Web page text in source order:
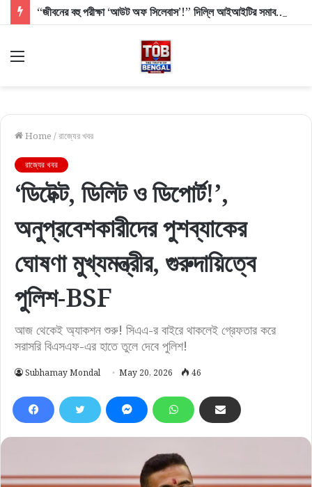
“জীবনের বহু পরীক্ষা ‘আউট অফ সিলেবাস’!” দিল্লি আইআইটির সমাবর্তনে তরুণদের বড় বার্তা প্রধানমন্ত্রীর
Menu
Home /রাজ্যের খবর
রাজ্যের খবর
‘ডিটেক্ট, ডিলিট ও ডিপোর্ট!’,
অনুপ্রবেশকারীদের পুশব্যাকের
ঘোষণা মুখ্যমন্ত্রীর, গুরুদায়িত্বে
পুলিশ-BSF
আজ থেকেই অ্যাকশন শুরু! সিএএ-র বাইরে থাকলেই গ্রেফতার করে
সরাসরি বিএসএফ-এর হাতে তুলে দেবে পুলিশ!
Subhamay Mondal May 20, 2026 46